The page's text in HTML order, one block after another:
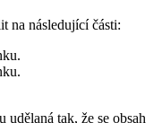
na následující části:
udělaná tak, že se obsah